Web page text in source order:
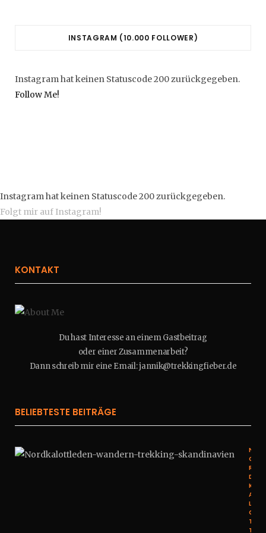
k
l
s
a
s
INSTAGRAM (10.000 FOLLOWER)
Instagram hat keinen Statuscode 200 zurückgegeben.
Follow Me!
Instagram hat keinen Statuscode 200 zurückgegeben.
Folgt mir auf Instagram!
KONTAKT
Du hast Interesse an einem Gastbeitrag
oder einer Zusammenarbeit?
Dann schreib mir eine Email: jannik@trekkingfieber.de
BELIEBTESTE BEITRÄGE
N
O
R
D
K
A
L
O
T
T